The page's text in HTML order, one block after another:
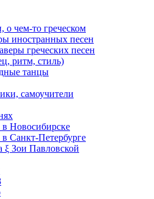
о чем-то греческом
иностранных песен
греческих песен
ритм, стиль)
танцы
самоучители
в Новосибирске
Санкт-Петербурге
ξ Зои Павловской